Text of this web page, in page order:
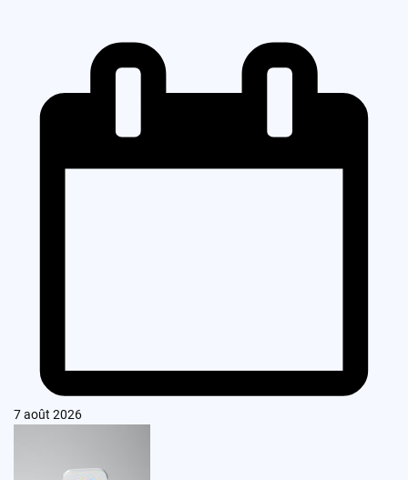
7 août 2026